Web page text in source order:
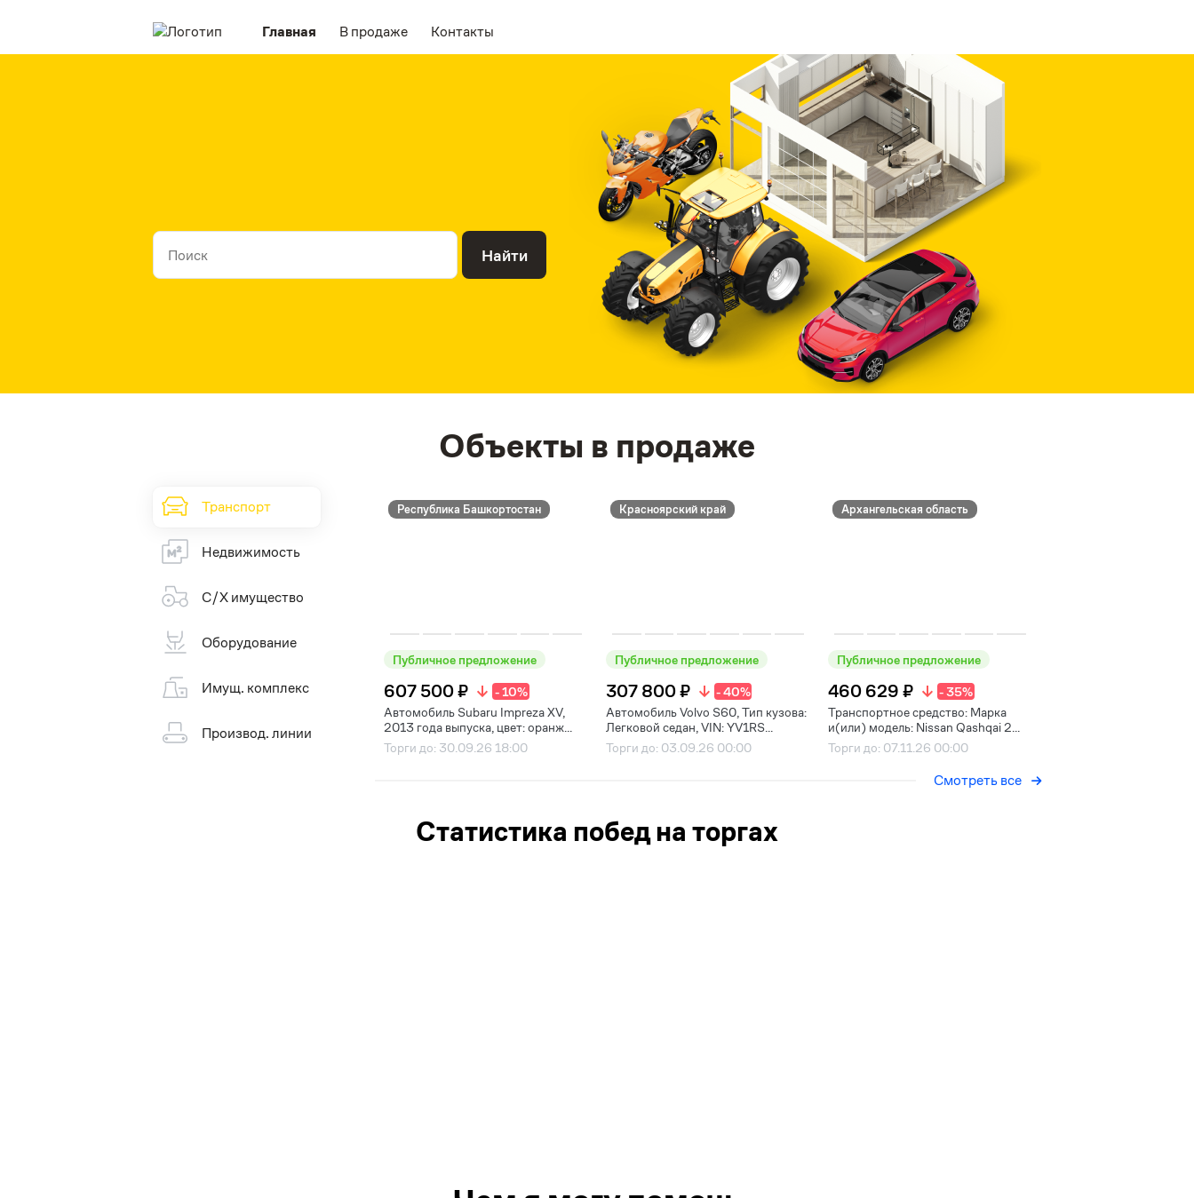
Главная В продаже Контакты
Найти
Объекты в продаже
Транспорт
Недвижимость
С/Х имущество
Оборудование
Имущ. комплекс
Производ. линии
Республика Башкортостан
Публичное предложение
607 500 ₽
- 10%
Автомобиль Subaru Impreza XV,
2013 года выпуска, цвет: оранж...
Торги до: 30.09.26 18:00
Красноярский край
Публичное предложение
307 800 ₽
- 40%
Автомобиль Volvo S60, Тип кузова:
Легковой седан, VIN: YV1RS...
Торги до: 03.09.26 00:00
Архангельская область
Публичное предложение
460 629 ₽
- 35%
Транспортное средство: Марка
и(или) модель: Nissan Qashqai 2...
Торги до: 07.11.26 00:00
Смотреть все
Статистика побед на торгах